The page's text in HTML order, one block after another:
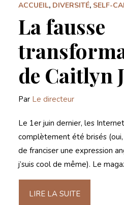
ACCUEIL, DIVERSITÉ, SELF-
La fausse
de Caitlyn
Par Le directeur
Le 1er juin dernier, les
complètement été brisés
de franciser une expression
j’suis cool de même). Le
LIRE LA SUITE